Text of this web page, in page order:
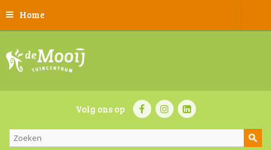
Home
Volg ons op